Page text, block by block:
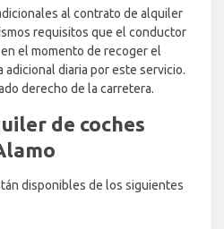
al contrato de alquiler
requisitos que el conductor
el momento de recoger el
adicional diaria por este servicio.
derecho de la carretera.
de coches
disponibles de los siguientes